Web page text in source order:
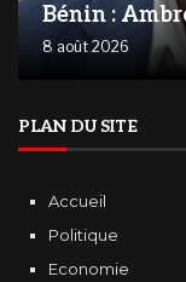
Bénin :
8 août 2026
PLAN DU SITE
Accueil
Politique
Economie